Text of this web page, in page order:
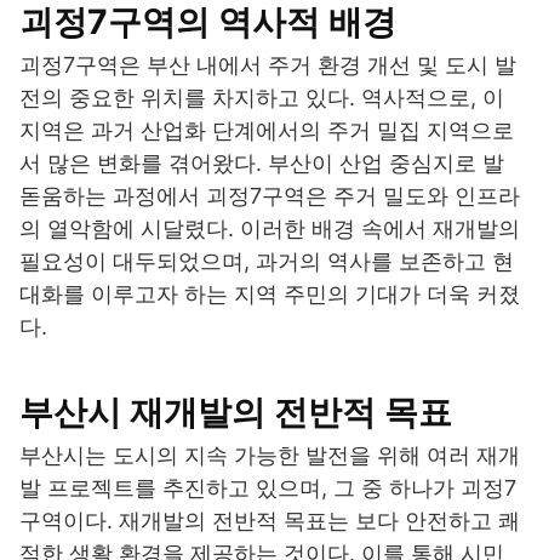
괴정7구역의 역사적 배경
괴정7구역은 부산 내에서 주거 환경 개선 및 도시 발
전의 중요한 위치를 차지하고 있다. 역사적으로, 이
지역은 과거 산업화 단계에서의 주거 밀집 지역으로
서 많은 변화를 겪어왔다. 부산이 산업 중심지로 발
돋움하는 과정에서 괴정7구역은 주거 밀도와 인프라
의 열악함에 시달렸다. 이러한 배경 속에서 재개발의
필요성이 대두되었으며, 과거의 역사를 보존하고 현
대화를 이루고자 하는 지역 주민의 기대가 더욱 커졌
다.
부산시 재개발의 전반적 목표
부산시는 도시의 지속 가능한 발전을 위해 여러 재개
발 프로젝트를 추진하고 있으며, 그 중 하나가 괴정7
구역이다. 재개발의 전반적 목표는 보다 안전하고 쾌
적한 생활 환경을 제공하는 것이다. 이를 통해 시민